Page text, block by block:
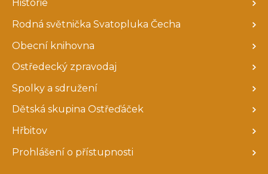
Historie
Rodná světnička Svatopluka Čecha
Obecní knihovna
Ostředecký zpravodaj
Spolky a sdružení
Dětská skupina Ostřeďáček
Hřbitov
Prohlášení o přístupnosti